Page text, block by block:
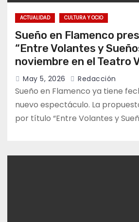
ACTUALIDAD CULTURA Y OCIO
Sueño en Flamenco
“Entre Volantes y
noviembre en el Teatro
May 5, 2026 Redacción
Sueño en Flamenco ya tiene
nuevo espectáculo. La
por título “Entre Volantes y